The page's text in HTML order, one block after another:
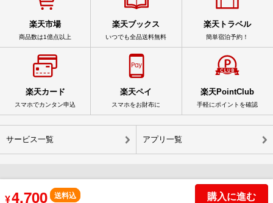
¥4,700 送料込 購入に進む
楽天市場
商品数は1億点以上
楽天ブックス
いつでも全品送料無料
楽天トラベル
簡単宿泊予約！
楽天カード
スマホでカンタン申込
楽天ペイ
スマホをお財布に
楽天PointClub
手軽にポイントを確認
サービス一覧 アプリ一覧